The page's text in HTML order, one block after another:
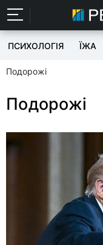
ПСИХОЛОГІЯ ЇЖА
Подорожі
Подорожі